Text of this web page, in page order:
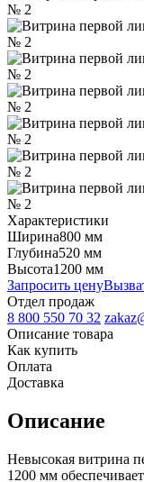
Характеристики
Ширина800 мм
Глубина520 мм
Высота1200 мм
Запросить цену
Отдел продаж
8 800 550 70 32
Описание товара
Как купить
Оплата
Доставка
Описание
Невысокая витрина
1200 мм